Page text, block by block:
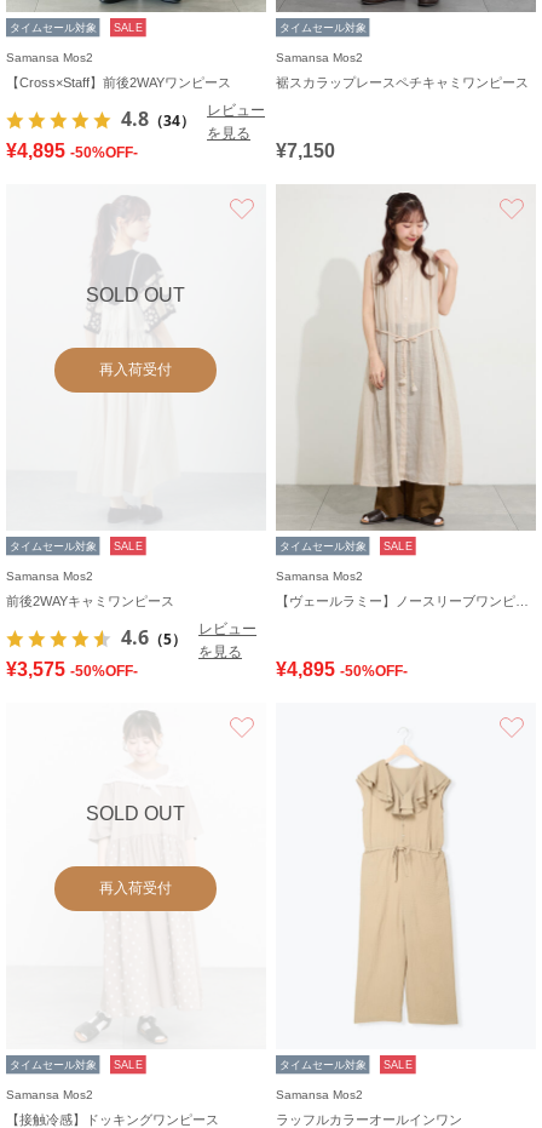
タイムセール対象 SALE
Samansa Mos2
【Cross×Staff】前後2WAYワンピース
4.8 （34）
レビュー
を見る
¥4,895 -50%OFF-
タイムセール対象
Samansa Mos2
裾スカラップレースペチキャミワンピース
¥7,150
SOLD OUT
再入荷受付
タイムセール対象 SALE
Samansa Mos2
前後2WAYキャミワンピース
4.6 （5）
レビュー
を見る
¥3,575 -50%OFF-
タイムセール対象 SALE
Samansa Mos2
¥4,895 -50%OFF-
SOLD OUT
再入荷受付
タイムセール対象 SALE
Samansa Mos2
【接触冷感】ドッキングワンピース
タイムセール対象 SALE
Samansa Mos2
ラッフルカラーオールインワン